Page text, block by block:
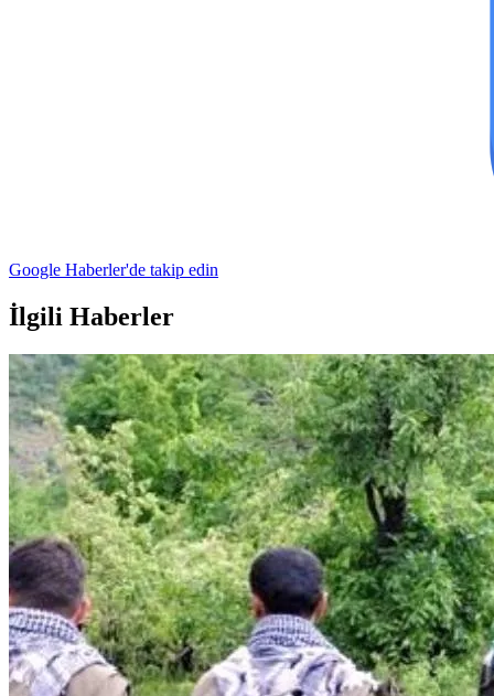
Google Haberler'de takip edin
İlgili Haberler